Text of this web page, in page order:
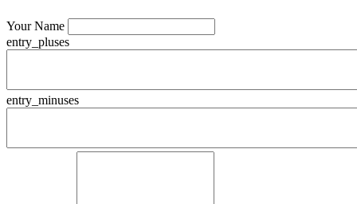
Your Name
entry_pluses
entry_minuses